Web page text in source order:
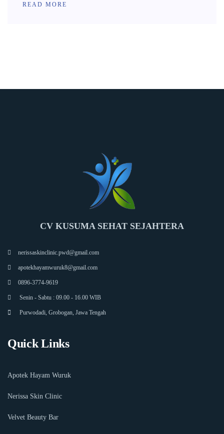
READ MORE
CV KUSUMA SEHAT SEJAHTERA
nerissaskinclinic.pwd@gmail.com
apotekhayamwuruk8@gmail.com
0896-3774-9619
Senin - Sabtu : 09.00 - 16.00 WIB
Purwodadi, Grobogan, Jawa Tengah
Quick Links
Apotek Hayam Wuruk
Nerissa Skin Clinic
Velvet Beauty Bar